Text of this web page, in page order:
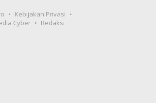
Kebijakan Privasi
Cyber
Redaksi